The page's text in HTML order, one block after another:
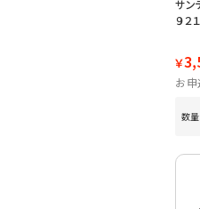
サン
９２１
￥
お
数量: